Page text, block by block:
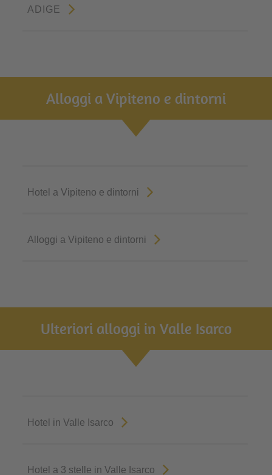
ADIGE
Alloggi a Vipiteno e dintorni
Hotel a Vipiteno e dintorni
Alloggi a Vipiteno e dintorni
Ulteriori alloggi in Valle Isarco
Hotel in Valle Isarco
Hotel a 3 stelle in Valle Isarco